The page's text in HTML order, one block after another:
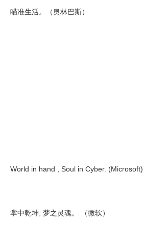
瞄准生活。（奥林巴斯）
World in hand , Soul in Cyber. (Microsoft)
掌中乾坤, 梦之灵魂。 （微软）